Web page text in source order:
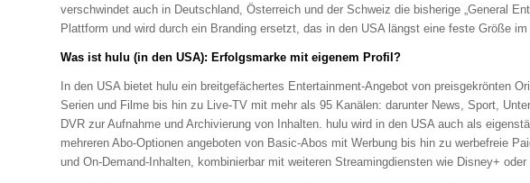
verschwindet auch in Deutschland, Österreich und der Schweiz die bisherige „General
Plattform und wird durch ein Branding ersetzt, das in den USA längst eine feste Größe
Was ist hulu (in den USA): Erfolgsmarke mit eigenem Profil?
In den USA bietet hulu ein breitgefächertes Entertainment-Angebot von preisgekrönten
Serien und Filme bis hin zu Live-TV mit mehr als 95 Kanälen: darunter News, Sport,
DVR zur Aufnahme und Archivierung von Inhalten. hulu wird in den USA auch als
mehreren Abo-Optionen angeboten von Basic-Abos mit Werbung bis hin zu werbefreie
und On-Demand-Inhalten, kombinierbar mit weiteren Streamingdiensten wie Disney+